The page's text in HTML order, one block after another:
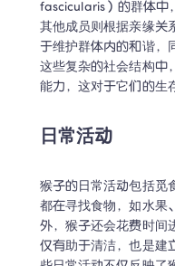
fascicularis）的群体中
其他成员则根据亲缘关
于维护群体内的和谐，
这些复杂的社会结构中
能力，这对于它们的生
日常活动
猴子的日常活动包括觅
都在寻找食物，如水果
外，猴子还会花费时间
仅有助于清洁，也是建